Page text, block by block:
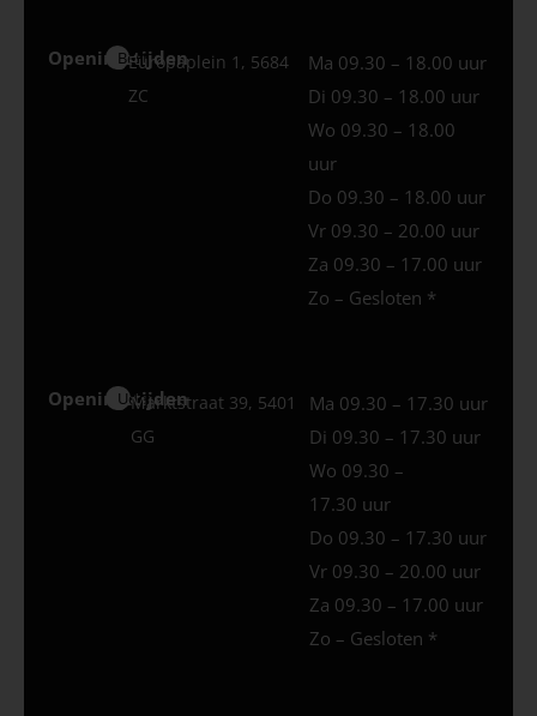
Openingstijden
Best
Europaplein 1, 5684
ZC
Ma 09.30 – 18.00 uur
Di 09.30 – 18.00 uur
Wo 09.30 – 18.00
uur
Do 09.30 – 18.00 uur
Vr 09.30 – 20.00 uur
Za 09.30 – 17.00 uur
Zo – Gesloten *
Openingstijden
Uden
Marktstraat 39, 5401
GG
Ma 09.30 – 17.30 uur
Di 09.30 – 17.30 uur
Wo 09.30 –
17.30 uur
Do 09.30 – 17.30 uur
Vr 09.30 – 20.00 uur
Za 09.30 – 17.00 uur
Zo – Gesloten *